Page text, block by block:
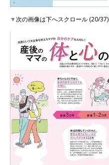
▼次の画像は下へスクロール (20/37)